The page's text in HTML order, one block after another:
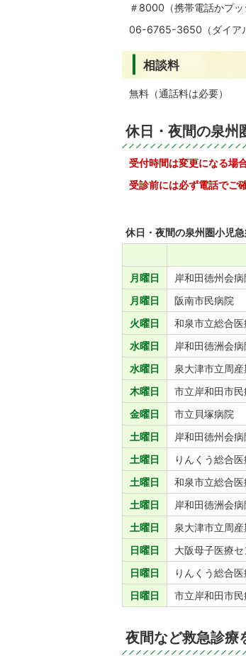
＃8000（携帯電話かプッ
06-6765-3650（ダイア
相談料
無料（通話料は必要）
休日・夜間の泉州
受付時間は変更になる場
受診前には必ず電話でご
休日・夜間の泉州圏小児
月曜日
岸和田徳州会病
月曜日
阪南市民病院
火曜日
和泉市立総合
水曜日
岸和田徳洲会病
水曜日
泉大津市立周
木曜日
市立岸和田市民
金曜日
市立貝塚病院
土曜日
岸和田徳州会病
土曜日
りんくう総合医
土曜日
和泉市立総合医
土曜日
岸和田徳洲会病
土曜日
泉大津市立周産
日曜日
大阪母子医療セ
日曜日
りんくう総合
日曜日
市立岸和田市民
夜間など救急診療